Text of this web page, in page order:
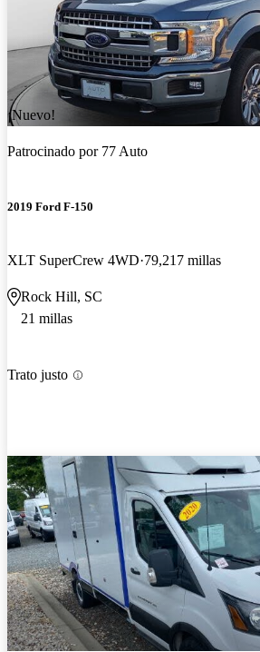
¡Nuevo!
Patrocinado por 77 Auto
2019 Ford F-150
XLT SuperCrew 4WD 79,217 millas
Rock Hill, SC
21 millas
Trato justo